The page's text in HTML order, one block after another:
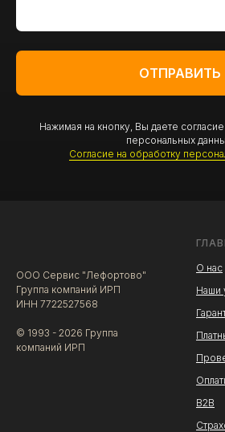
ОТПРАВИТЬ
Нажимая на кнопку, Вы даете
персональных
Согласие на обработку
ООО Сервис "Лефортово"
Группа компаний ИРП
ИНН 7722527568
© 1993 - 2026 Группа
компаний ИРП
О нас
Наши
В2В